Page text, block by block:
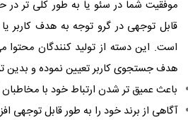
موفقیت شما در سئو یا به طور کلی تر در
قابل توجهی در گرو توجه به هدف کاربر
است. این دسته از تولید کنندگان محتوا
هدف جستجوی کاربر تعیین نموده و بدین
باعث عمیق تر شدن ارتباط خود با
آگاهی از برند خود را به طور قابل توجهی